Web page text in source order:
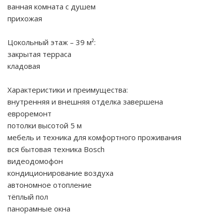
ванная комната с душем
прихожая
Цокольный этаж – 39 м²:
закрытая терраса
кладовая
Характеристики и преимущества:
внутренняя и внешняя отделка завершена
евроремонт
потолки высотой 5 м
мебель и техника для комфортного проживания
вся бытовая техника Bosch
видеодомофон
кондиционирование воздуха
автономное отопление
тёплый пол
панорамные окна